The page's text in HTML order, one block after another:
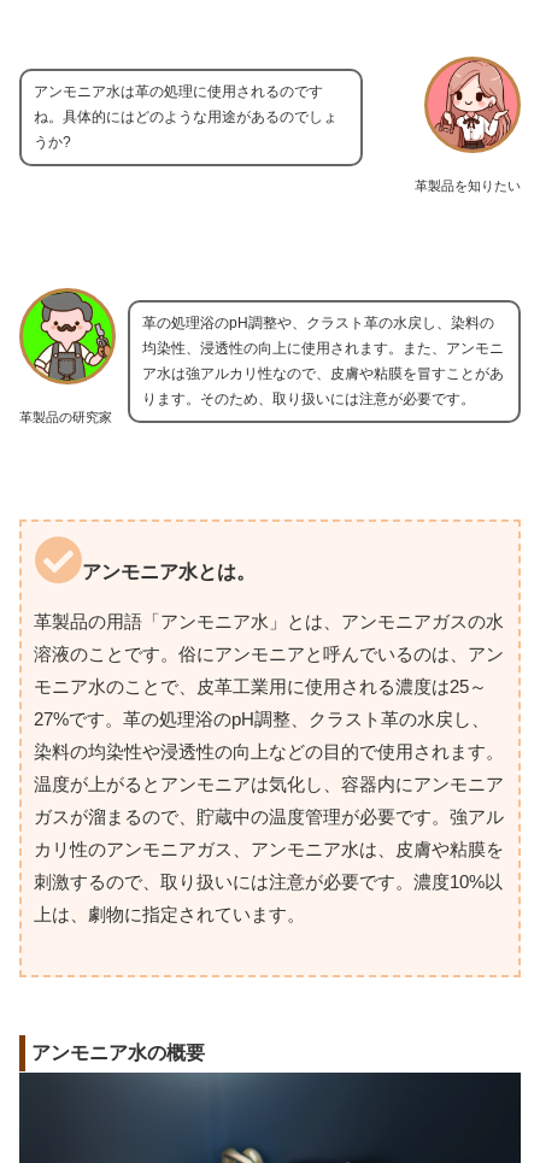
革製品を知りたい
アンモニア水は革の処理に使用されるのです
ね。具体的にはどのような用途があるのでしょ
うか?
革製品の研究家
革の処理浴のpH調整や、クラスト革の水戻し、染料の
均染性、浸透性の向上に使用されます。また、アンモニ
ア水は強アルカリ性なので、皮膚や粘膜を冒すことがあ
ります。そのため、取り扱いには注意が必要です。
アンモニア水とは。
革製品の用語「アンモニア水」とは、アンモニアガスの水
溶液のことです。俗にアンモニアと呼んでいるのは、アン
モニア水のことで、皮革工業用に使用される濃度は25～
27%です。革の処理浴のpH調整、クラスト革の水戻し、
染料の均染性や浸透性の向上などの目的で使用されます。
温度が上がるとアンモニアは気化し、容器内にアンモニア
ガスが溜まるので、貯蔵中の温度管理が必要です。強アル
カリ性のアンモニアガス、アンモニア水は、皮膚や粘膜を
刺激するので、取り扱いには注意が必要です。濃度10%以
上は、劇物に指定されています。
アンモニア水の概要